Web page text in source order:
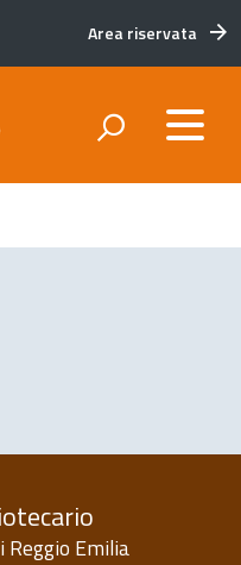
Area riservata
Reggio Emilia